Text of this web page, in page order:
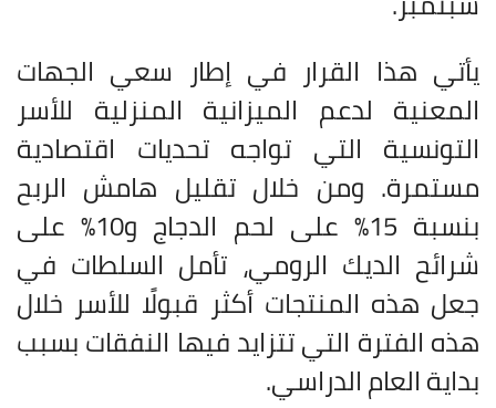
يأتي هذا القرار في إطار سعي الجهات
المعنية لدعم الميزانية المنزلية للأسر
التونسية التي تواجه تحديات اقتصادية
مستمرة. ومن خلال تقليل هامش الربح
بنسبة 15% على لحم الدجاج و10% على
شرائح الديك الرومي، تأمل السلطات في
جعل هذه المنتجات أكثر قبولًا للأسر خلال
هذه الفترة التي تتزايد فيها النفقات بسبب
بداية العام الدراسي.